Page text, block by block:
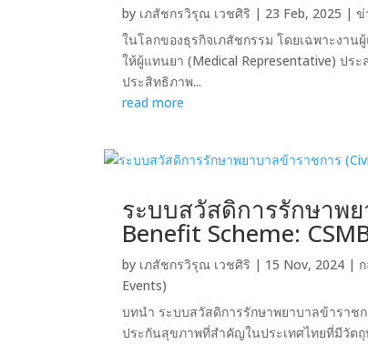
by เภสัชกรวิรุณ เวชศิริ | 23 Feb, 2025 |ข่
ในโลกของธุรกิจเภสัชกรรม โดยเฉพาะงา
ให้ผู้แทนยา (Medical Representative) ปร
ประสิทธิภาพ...
read more
ระบบสวัสดิการรักษาพ
Benefit Scheme:
by เภสัชกรวิรุณ เวชศิริ | 15 Nov, 2024 |
Events)
บทนำ ระบบสวัสดิการรักษาพยาบาลข้าราช
ประกันสุขภาพที่สำคัญในประเทศไทยที่มีวัตถุ